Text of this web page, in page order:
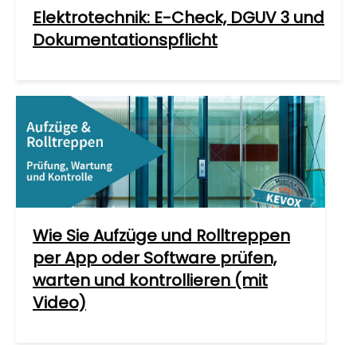
Elektrotechnik: E-Check, DGUV 3 und
Dokumentationspflicht
Wie Sie Aufzüge und Rolltreppen
per App oder Software prüfen,
warten und kontrollieren (mit
Video)